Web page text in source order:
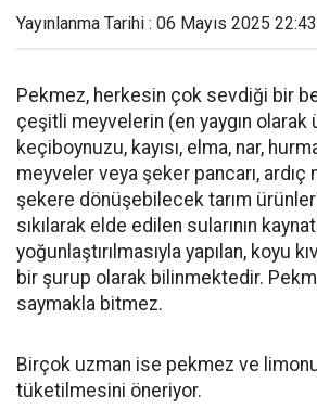
Yayınlanma Tarihi : 06 Mayıs 2025 22:43
Pekmez, herkesin çok sevdiği bir
çeşitli meyvelerin (en yaygın olarak
keçiboynuzu, kayısı, elma, nar,
meyveler veya şeker pancarı, ardıç
şekere dönüşebilecek tarım
sıkılarak elde edilen sularının
yoğunlaştırılmasıyla yapılan, koyu
bir şurup olarak bilinmektedir.
saymakla bitmez.
Birçok uzman ise pekmez ve
tüketilmesini öneriyor.